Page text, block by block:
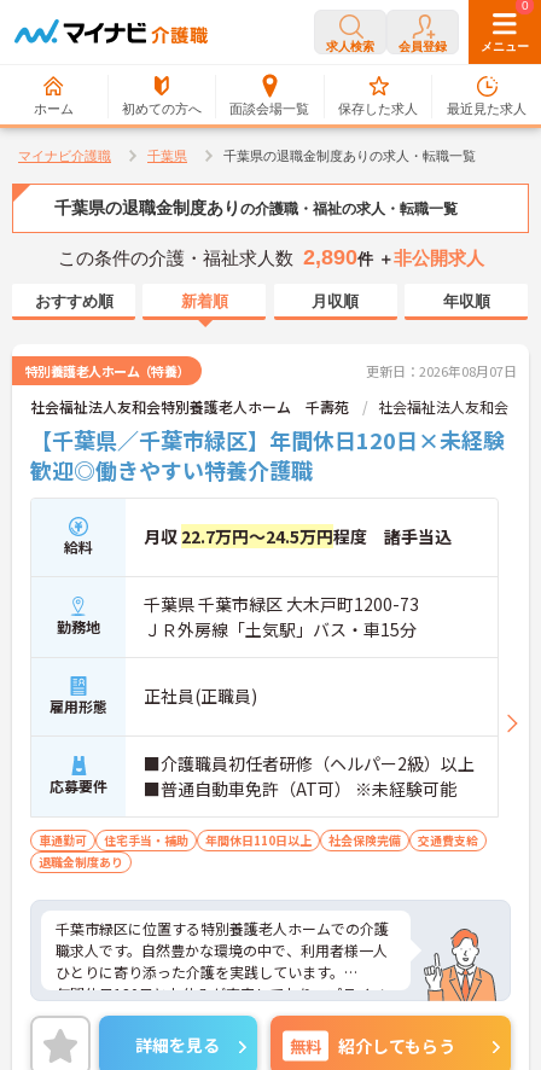
求人検索 会員登録 メニュー
ホーム 初めての方へ 面談会場一覧
0
保存した求人
0
最近見た求人
マイナビ介護職 千葉県 千葉県の退職金制度ありの求人・転職一覧
千葉県の退職金制度あり の介護職・福祉の求人・転職一覧
この条件の介護・福祉求人数 2,890件 ＋非公開求人
おすすめ順 新着順 月収順 年収順
特別養護老人ホーム（特養） 更新日：2026年08月07日
社会福祉法人友和会特別養護老人ホーム 千壽苑 社会福祉法人友和会
【千葉県／千葉市緑区】年間休日120日×未経験
歓迎◎働きやすい特養介護職
給料 月収 22.7万円～24.5万円程度 諸手当込
勤務地
千葉県 千葉市緑区 大木戸町1200-73
ＪＲ外房線「土気駅」バス・車15分
雇用形態 正社員(正職員)
応募要件
■介護職員初任者研修（ヘルパー2級）以上
■普通自動車免許（AT可） ※未経験可能
車通勤可 住宅手当・補助 年間休日110日以上 社会保険完備
交通費支給
退職金制度あり
千葉市緑区に位置する特別養護老人ホームでの介護
職求人です。自然豊かな環境の中で、利用者様一人
ひとりに寄り添った介護を実践しています。
年間休日120日とお休みが充実しており、プライベ
ートとの両立を図りながら働きやすい環境です。地
域福祉に貢献しながら、長く活躍したい方におすす
めの求人です。
詳細を見る 無料 紹介してもらう